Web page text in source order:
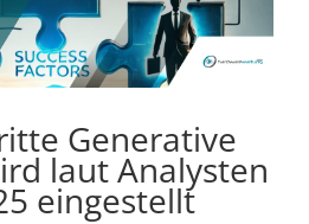
Generative
laut Analysten
eingestellt